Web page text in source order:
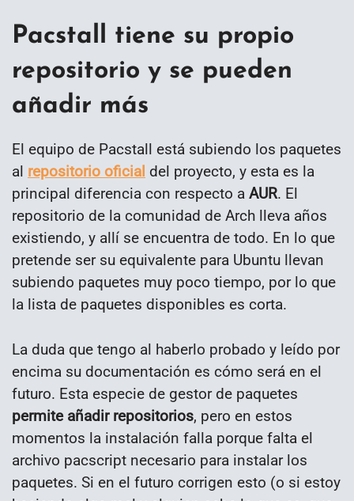
Pacstall tiene su propio
repositorio y se pueden
añadir más
El equipo de Pacstall está subiendo los paquetes
al repositorio oficial del proyecto, y esta es la
principal diferencia con respecto a AUR. El
repositorio de la comunidad de Arch lleva años
existiendo, y allí se encuentra de todo. En lo que
pretende ser su equivalente para Ubuntu llevan
subiendo paquetes muy poco tiempo, por lo que
la lista de paquetes disponibles es corta.
La duda que tengo al haberlo probado y leído por
encima su documentación es cómo será en el
futuro. Esta especie de gestor de paquetes
permite añadir repositorios, pero en estos
momentos la instalación falla porque falta el
archivo pacscript necesario para instalar los
paquetes. Si en el futuro corrigen esto (o si estoy